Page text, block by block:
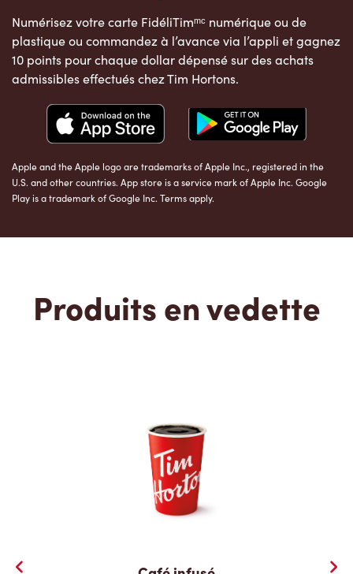
Numérisez votre carte FidéliTimᵐᶜ numérique ou de
plastique ou commandez à l’avance via l’appli et gagnez
10 points pour chaque dollar dépensé sur des achats
admissibles effectués chez Tim Hortons.
Apple and the Apple logo are trademarks of Apple Inc., registered in the
U.S. and other countries. App store is a service mark of Apple Inc. Google
Play is a trademark of Google Inc. Terms apply.
Produits en vedette